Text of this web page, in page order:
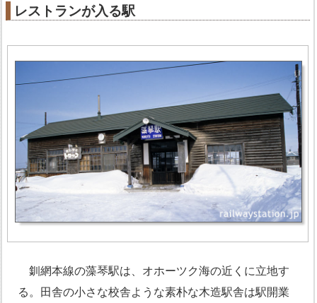
レストランが入る駅
釧網本線の藻琴駅は、オホーツク海の近くに立地す
る。田舎の小さな校舎ような素朴な木造駅舎は駅開業